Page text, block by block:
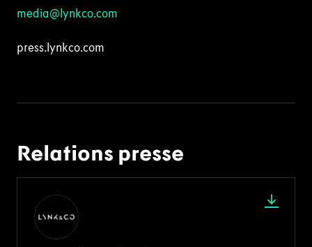
media@lynkco.com
press.lynkco.com
Relations presse